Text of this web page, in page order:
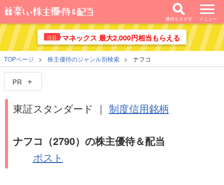
優待をさがす メニュー
注目 マネックス 最大2,000円相当もらえる
TOPページ 株主優待のジャンル別検索 ナフコ
PR
東証スタンダード ｜ 制度信用銘柄
ナフコ（2790）の株主優待＆配当
ポスト